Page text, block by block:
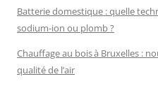
Batterie domestique : quelle
sodium-ion ou plomb ?
Chauffage au bois à Bruxelles :
qualité de l’air